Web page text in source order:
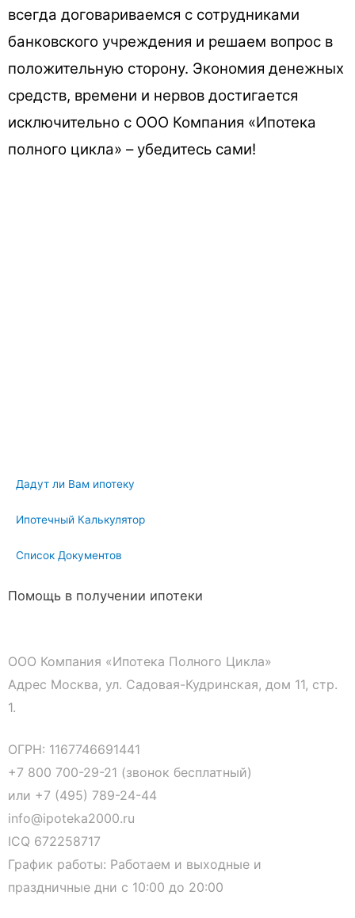
всегда договариваемся с сотрудниками
банковского учреждения и решаем вопрос в
положительную сторону. Экономия денежных
средств, времени и нервов достигается
исключительно с ООО Компания «Ипотека
полного цикла» – убедитесь сами!
Дадут ли Вам ипотеку
Ипотечный Калькулятор
Список Документов
Помощь в получении ипотеки
ООО Компания «Ипотека Полного Цикла»
Адрес Москва, ул. Садовая-Кудринская, дом 11, стр.
1.
ОГРН: 1167746691441
+7 800 700-29-21 (звонок бесплатный)
или +7 (495) 789-24-44
info@ipoteka2000.ru
ICQ 672258717
График работы: Работаем и выходные и
праздничные дни с 10:00 до 20:00